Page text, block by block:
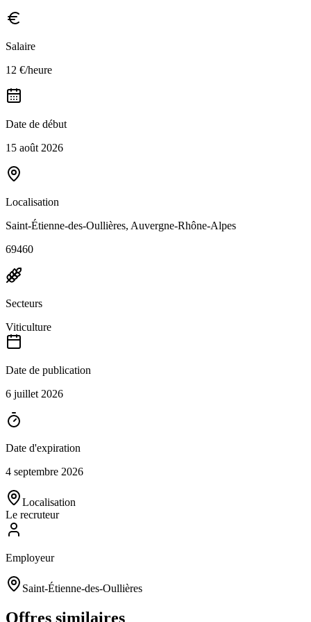
Salaire
12 €/heure
Date de début
15 août 2026
Localisation
Saint-Étienne-des-Oullières, Auvergne-Rhône-Alpes
69460
Secteurs
Viticulture
Date de publication
6 juillet 2026
Date d'expiration
4 septembre 2026
Localisation
Le recruteur
Employeur
Saint-Étienne-des-Oullières
Offres similaires